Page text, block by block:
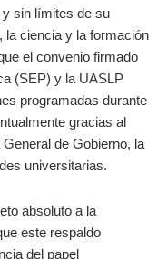
y sin límites de su
la ciencia y la formación
el convenio firmado
(SEP) y la UASLP
programadas durante
gracias al
de Gobierno, la
universitarias.
absoluto a la
este respaldo
del papel